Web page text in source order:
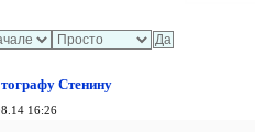
Стенину
16:26